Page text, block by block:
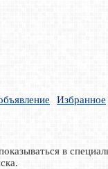
Избранное
в